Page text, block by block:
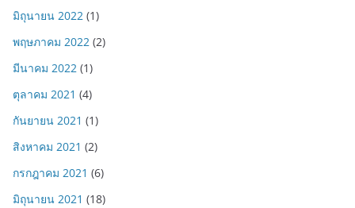
มิถุนายน 2022 (1)
พฤษภาคม 2022 (2)
มีนาคม 2022 (1)
ตุลาคม 2021 (4)
กันยายน 2021 (1)
สิงหาคม 2021 (2)
กรกฎาคม 2021 (6)
มิถุนายน 2021 (18)